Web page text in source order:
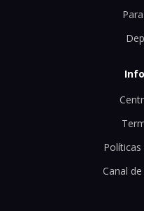
Políticas
Canal